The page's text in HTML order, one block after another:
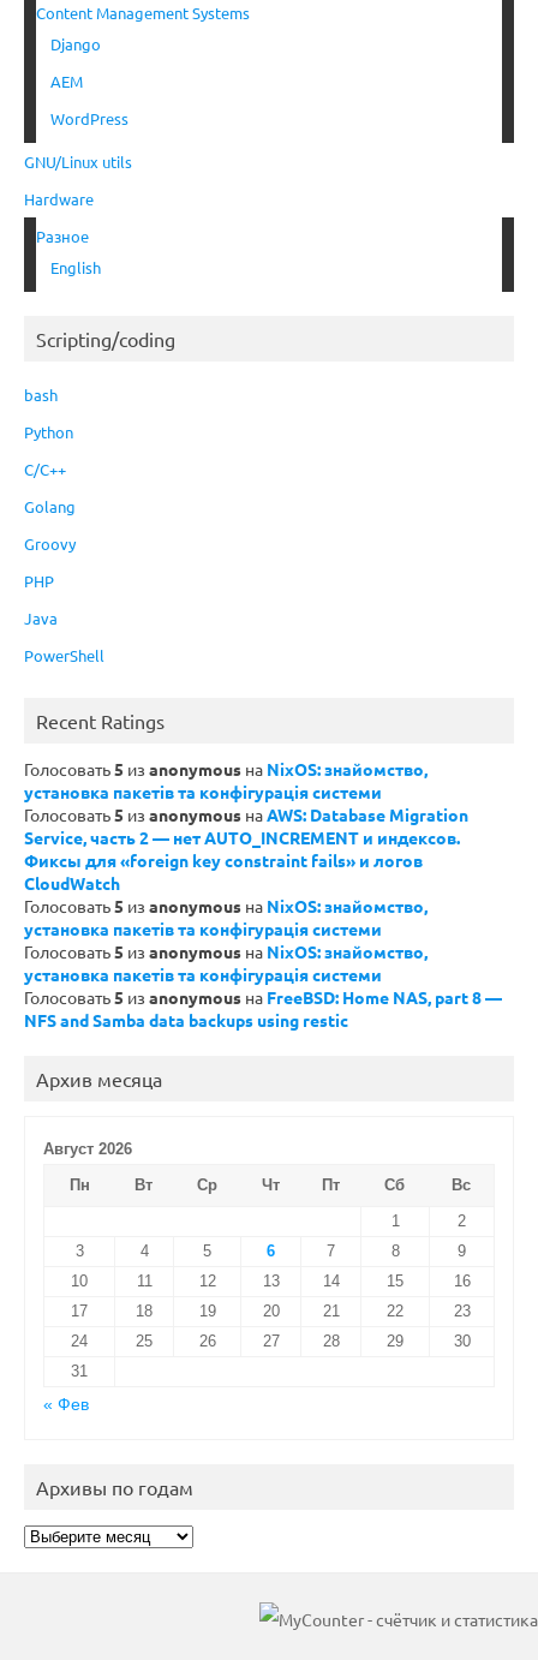
Content Management Systems
Django
AEM
WordPress
GNU/Linux utils
Hardware
Разное
English
Scripting/coding
bash
Python
C/C++
Golang
Groovy
PHP
Java
PowerShell
Recent Ratings
Голосовать5 из anonymous на NixOS: знайомство,
установка пакетів та конфігурація системи
Голосовать5 из anonymous наAWS: Database Migration
Service, часть 2 — нет AUTO_INCREMENT и индексов.
Фиксы для «foreign key constraint fails» и логов
CloudWatch
Голосовать5 из anonymous на NixOS: знайомство,
установка пакетів та конфігурація системи
Голосовать5 из anonymous на NixOS: знайомство,
установка пакетів та конфігурація системи
Голосовать5 из anonymous на FreeBSD: Home NAS, part 8 —
NFS and Samba data backups using restic
Архив месяца
Август 2026
Пн
Вт Ср Чт Пт Сб
Вс
1
2
3
4 5 6 7 8
9
10
11 12 13 14 15
16
17
18 19 20 21 22
23
24
25 26 27 28 29
30
31
« Фев
Архивы по годам
Архивы